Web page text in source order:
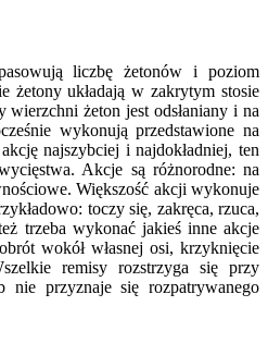
liczbę żetonów i poziom
żetony układają w zakrytym stosie
wierzchni żeton jest odsłaniany i na
wykonują przedstawione na
najszybciej i najdokładniej, ten
Akcje są różnorodne: na
Większość akcji wykonuje
toczy się, zakręca, rzuca,
trzeba wykonać jakieś inne akcje
wokół własnej osi, krzyknięcie
remisy rozstrzyga się przy
przyznaje się rozpatrywanego